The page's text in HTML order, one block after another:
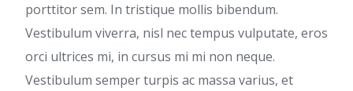
porttitor sem. In tristique mollis bibendum.
Vestibulum viverra, nisl nec tempus vulputate, eros
orci ultrices mi, in cursus mi mi non neque.
Vestibulum semper turpis ac massa varius, et